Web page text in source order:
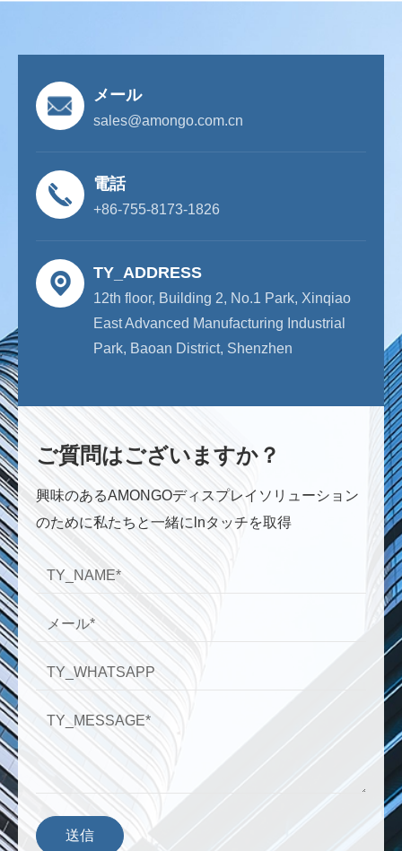
メール
sales@amongo.com.cn
電話
+86-755-8173-1826
TY_ADDRESS
12th floor, Building 2, No.1 Park, Xinqiao
East Advanced Manufacturing Industrial
Park, Baoan District, Shenzhen
ご質問はございますか？
興味のあるAMONGOディスプレイソリューション
のために私たちと一緒にlnタッチを取得
送信